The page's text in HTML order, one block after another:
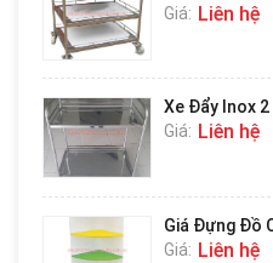
Giá: Liên hệ
Xe Đẩy Inox 2
Giá: Liên hệ
Giá Đựng Đồ
Giá: Liên hệ